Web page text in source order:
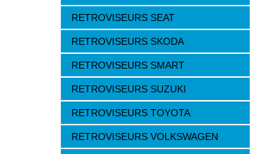
RETROVISEURS SEAT
RETROVISEURS SKODA
RETROVISEURS SMART
RETROVISEURS SUZUKI
RETROVISEURS TOYOTA
RETROVISEURS VOLKSWAGEN